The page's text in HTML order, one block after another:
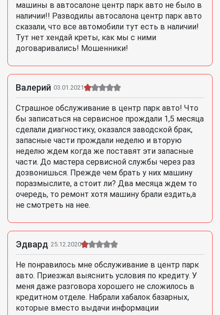
машины в автосалоне центр парк авто не было в
наличии!! Разводилы автосалона центр парк авто
сказали, что все автомобили тут есть в наличии!
Тут нет хендай креты, как мы с ними
договаривались! Мошенники!
Валерий 03.01.2021
Страшное обслуживание в центр парк авто! Что
бы записаться на сервисное прождали 1,5 месяца
сделали диагностику, оказался заводской брак,
запасные части прождали неделю и вторую
неделю ждем когда же поставят эти запасные
части. До мастера сервисной службы через раз
дозвонишься. Прежде чем брать у них машину
поразмыслите, а стоит ли? Два месяца ждем то
очередь, то ремонт хотя машину брали ездить,а
не смотреть на нее.
Эдвард 25.12.2020
Не понравилось мне обслуживание в центр парк
авто. Приезжал выяснить условия по кредиту. У
меня даже разговора хорошего не сложилось в
кредитном отделе. Набрали хабалок базарных,
которые вместо выдачи информации